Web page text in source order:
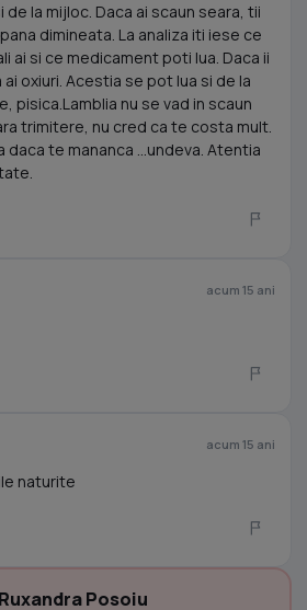
la mijloc. Daca ai scaun seara, tii
dimineata. La analiza iti iese ce
ai si ce medicament poti lua. Daca ii
oxiuri. Acestia se pot lua si de la
pisica.Lamblia nu se vad in scaun
trimitere, nu cred ca te costa mult.
daca te mananca ...undeva. Atentia
acum 15 ani
acum 15 ani
naturite
Posoiu